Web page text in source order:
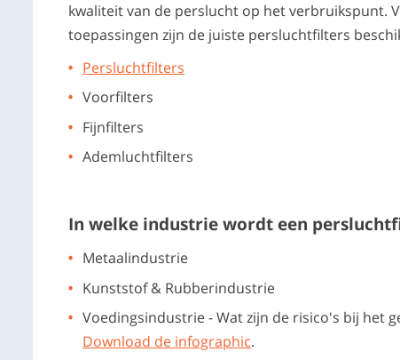
kwaliteit van de perslucht op het verbruikspunt.
toepassingen zijn de juiste persluchtfilters
Persluchtfilters
Voorfilters
Fijnfilters
Ademluchtfilters
In welke industrie wordt een
Metaalindustrie
Kunststof & Rubberindustrie
Voedingsindustrie - Wat zijn de risico's bij het
Download de infographic.